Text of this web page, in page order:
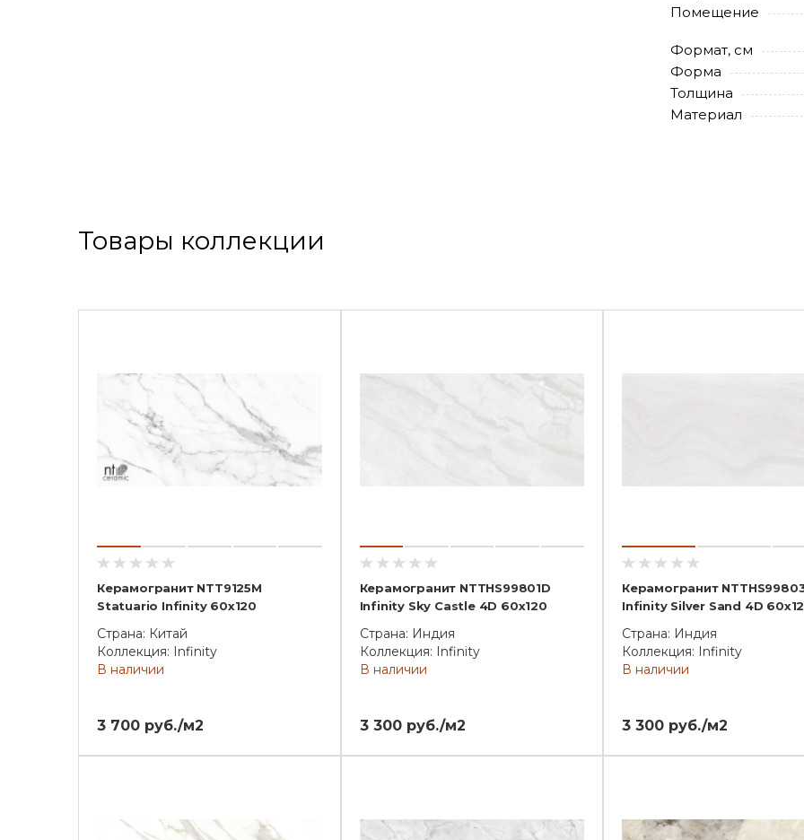
Помещение
Формат, см
Форма
Толщина
Материал
Товары коллекции
Керамогранит NTT9125M
Statuario Infinity 60x120
Страна: Китай
Коллекция: Infinity
В наличии
3 700 руб./м2
Керамогранит NTTHS99801D
Infinity Sky Castle 4D 60x120
Страна: Индия
Коллекция: Infinity
В наличии
3 300 руб./м2
Керамогранит
Infinity Silver Sand 4D
Страна: Индия
Коллекция: Infinity
В наличии
3 300 руб./м2